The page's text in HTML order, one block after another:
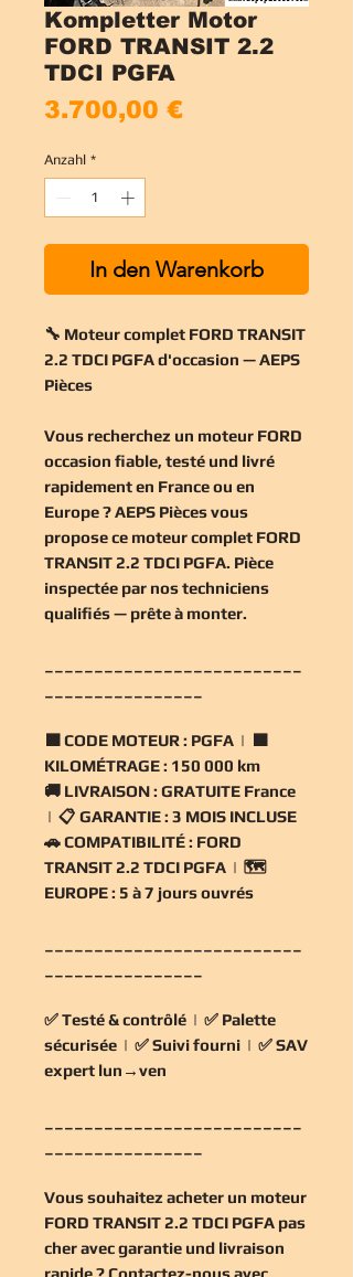
Kompletter Motor
FORD TRANSIT 2.2
TDCI PGFA
3.700,00 €
Anzahl *
In den Warenkorb
🔧 Moteur complet FORD TRANSIT
2.2 TDCI PGFA d'occasion — AEPS
Pièces
Vous recherchez un moteur FORD
occasion fiable, testé und livré
rapidement en France ou en
Europe ? AEPS Pièces vous
propose ce moteur complet FORD
TRANSIT 2.2 TDCI PGFA. Pièce
inspectée par nos techniciens
qualifiés — prête à monter.
🟧CODE MOTEUR : PGFA | 🟧
KILOMÉTRAGE : 150 000 km
🚚 LIVRAISON : GRATUITE France
| 📋 GARANTIE : 3 MOIS INCLUSE
🚗COMPATIBILITÉ : FORD
TRANSIT 2.2 TDCI PGFA | 🗺️
EUROPE : 5 à 7 jours ouvrés
✅Testé & contrôlé | ✅ Palette
sécurisée | ✅Suivi fourni | ✅SAV
expert lun→ven
Vous souhaitez acheter un moteur
FORD TRANSIT 2.2 TDCI PGFA pas
cheravec garantie und livraison
rapide ? Contactez-nous avec